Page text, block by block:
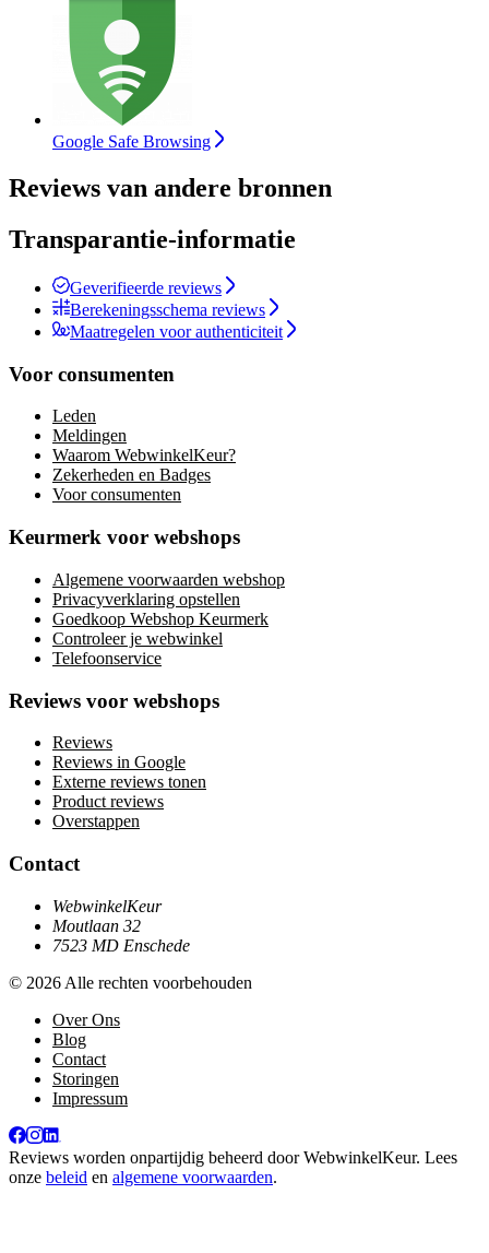
Google Safe Browsing
Reviews van andere bronnen
Transparantie-informatie
Geverifieerde reviews
Berekeningsschema reviews
Maatregelen voor authenticiteit
Voor consumenten
Leden
Meldingen
Waarom WebwinkelKeur?
Zekerheden en Badges
Voor consumenten
Keurmerk voor webshops
Algemene voorwaarden webshop
Privacyverklaring opstellen
Goedkoop Webshop Keurmerk
Controleer je webwinkel
Telefoonservice
Reviews voor webshops
Reviews
Reviews in Google
Externe reviews tonen
Product reviews
Overstappen
Contact
WebwinkelKeur
Moutlaan 32
7523 MD Enschede
© 2026 Alle rechten voorbehouden
Over Ons
Blog
Contact
Storingen
Impressum
Reviews worden onpartijdig beheerd doorWebwinkelKeur. Lees
onze beleid en algemene voorwaarden.